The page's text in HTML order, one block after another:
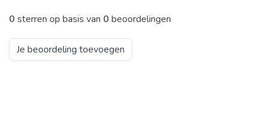
0 sterren op basis van 0 beoordelingen
Je beoordeling toevoegen